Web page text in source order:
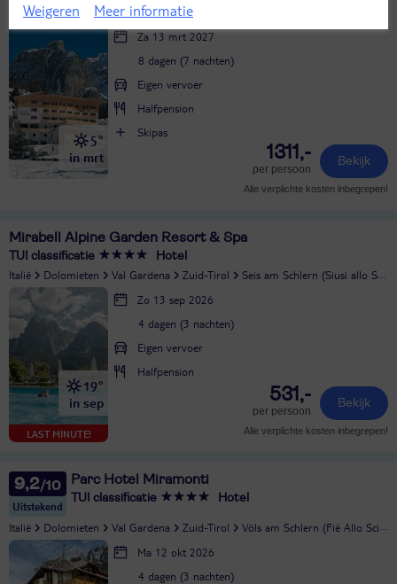
Italië Dolomieten Val Gardena Zuid-Tirol
5°
in mrt
Za 13 mrt 2027
8 dagen (7 nachten)
Eigen vervoer
Halfpension
Skipas
1311,-
per persoon
Bekijk
Alle verplichte kosten inbegrepen!
Mirabell Alpine Garden Resort & Spa
TUI classificatie Hotel
Italië Dolomieten Val Gardena Zuid-Tirol Seis am Schlern (Siusi allo Sciliar)
LAST MINUTE!
19°
in sep
Zo 13 sep 2026
4 dagen (3 nachten)
Eigen vervoer
Halfpension
531,-
per persoon
Bekijk
Alle verplichte kosten inbegrepen!
9,2
Uitstekend
Parc Hotel Miramonti
TUI classificatie Hotel
Italië Dolomieten Val Gardena Zuid-Tirol Völs am Schlern (Fiè Allo Sciliar)
Ma 12 okt 2026
4 dagen (3 nachten)
Weigeren Meer informatie